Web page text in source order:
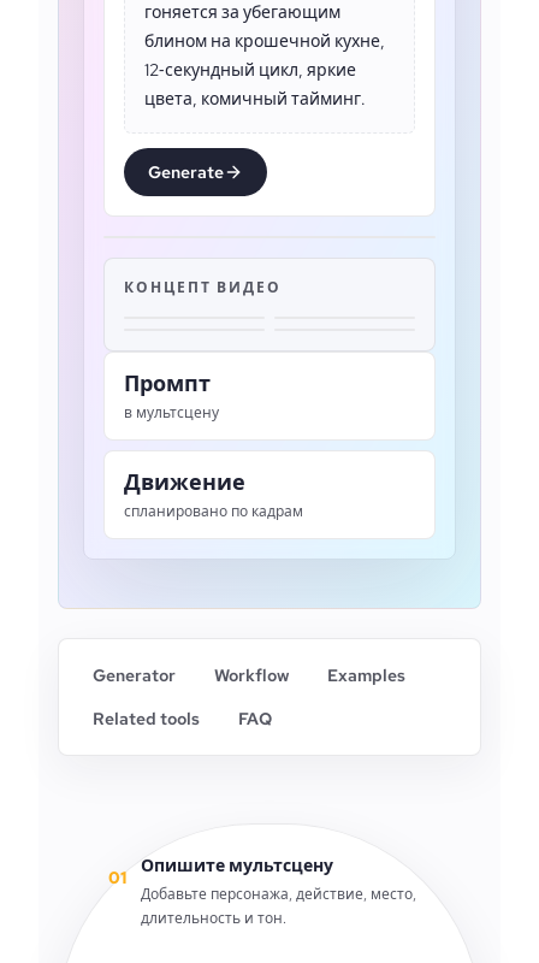
гоняется за убегающим
блином на крошечной кухне,
12‑секундный цикл, яркие
цвета, комичный тайминг.
Generate
КОНЦЕПТ ВИДЕО
Промпт
в мультсцену
Движение
спланировано по кадрам
Generator Workflow
Examples
Related tools
FAQ
01
Опишите мультсцену
Добавьте персонажа, действие, место,
длительность и тон.